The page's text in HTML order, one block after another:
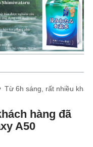
Từ 6h sáng, rất nhiều
hàng đã
A50